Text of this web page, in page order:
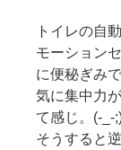
トイレの自
モーション
に便秘ぎみ
気に集中力
て感じ。(-
そうすると